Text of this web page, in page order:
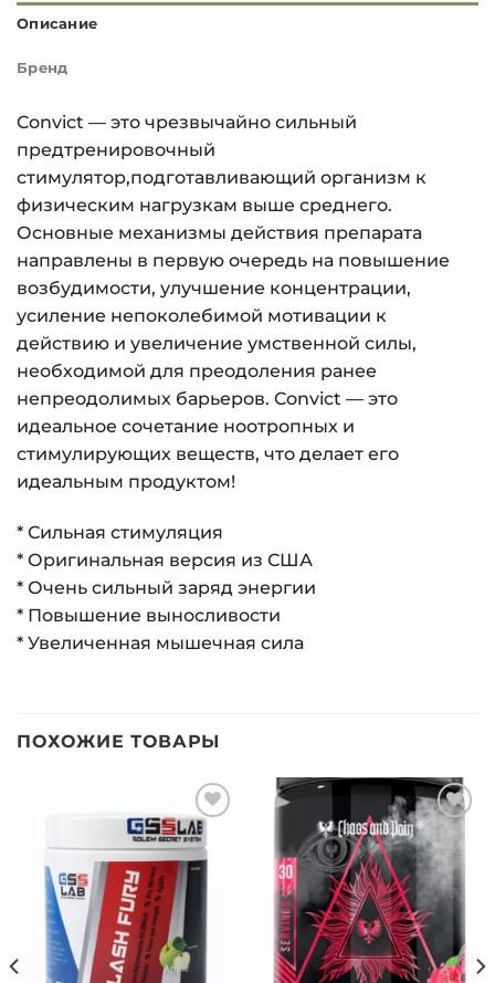
Описание
Бренд
Convict — это чрезвычайно сильный
предтренировочный
стимулятор,подготавливающий организм к
физическим нагрузкам выше среднего.
Основные механизмы действия препарата
направлены в первую очередь на повышение
возбудимости, улучшение концентрации,
усиление непоколебимой мотивации к
действию и увеличение умственной силы,
необходимой для преодоления ранее
непреодолимых барьеров. Convict — это
идеальное сочетание ноотропных и
стимулирующих веществ, что делает его
идеальным продуктом!
* Сильная стимуляция
* Оригинальная версия из США
* Очень сильный заряд энергии
* Повышение выносливости
* Увеличенная мышечная сила
ПОХОЖИЕ ТОВАРЫ
Добавить
в список
желаний
Добавить
в список
желаний